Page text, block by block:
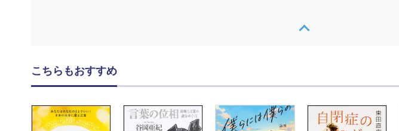
こちらもおすすめ